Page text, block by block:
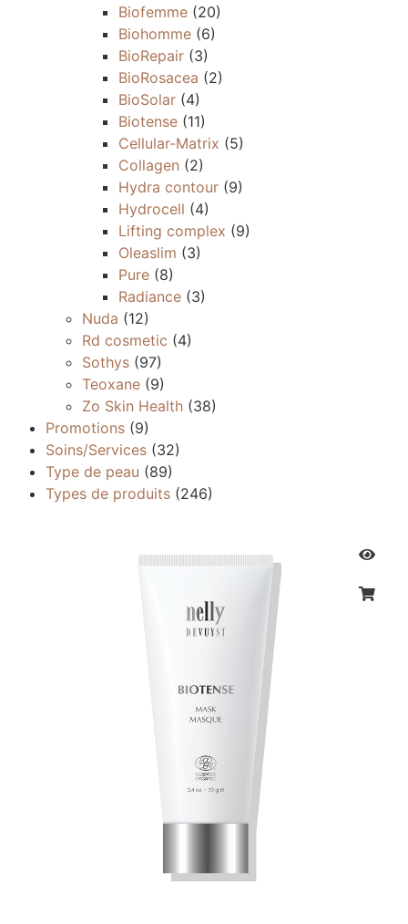
Biofemme (20)
Biohomme (6)
BioRepair (3)
BioRosacea (2)
BioSolar (4)
Biotense (11)
Cellular-Matrix (5)
Collagen (2)
Hydra contour (9)
Hydrocell (4)
Lifting complex (9)
Oleaslim (3)
Pure (8)
Radiance (3)
Nuda (12)
Rd cosmetic (4)
Sothys (97)
Teoxane (9)
Zo Skin Health (38)
Promotions (9)
Soins/Services (32)
Type de peau (89)
Types de produits (246)